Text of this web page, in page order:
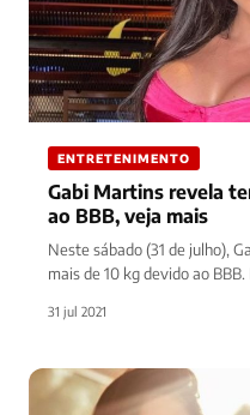
ENTRETENIMENTO
Gabi Martins revela
ao BBB, veja mais
Neste sábado (31 de julho),
mais de 10 kg devido ao
31 jul 2021